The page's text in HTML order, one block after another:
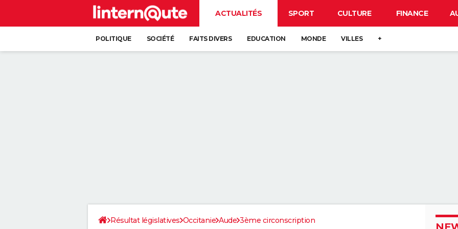
ACTUALITÉS SPORT CULTURE FINANCE
POLITIQUE SOCIÉTÉ FAITS DIVERS EDUCATION MONDE VILLES +
Résultat législatives Occitanie Aude 3ème circonscription